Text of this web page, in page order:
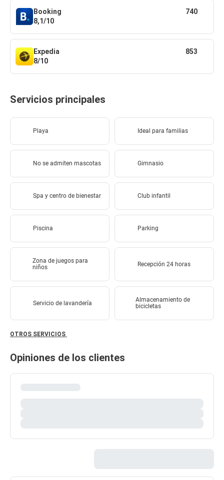
Booking
8,1/10
740
Expedia
8/10
853
Servicios principales
Playa Ideal para familias
No se admiten mascotas Gimnasio
Spa y centro de bienestar Club infantil
Piscina Parking
Zona de juegos para
niños
Recepción 24 horas
Servicio de lavandería
Almacenamiento de
bicicletas
OTROS SERVICIOS
Opiniones de los clientes